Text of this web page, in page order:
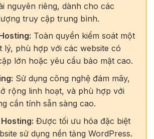
nguyên riêng, dành cho các
truy cập trung bình.
Toàn quyền kiểm soát một
lý, phù hợp với các website có
lớn hoặc yêu cầu bảo mật cao.
Sử dụng công nghệ đám mây,
rộng linh hoạt, và phù hợp với
cần tính sẵn sàng cao.
Được tối ưu hóa đặc biệt
sử dụng nền tảng WordPress.